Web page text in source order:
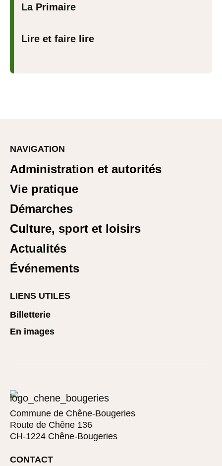
La Primaire
Lire et faire lire
NAVIGATION
Administration et autorités
Vie pratique
Démarches
Culture, sport et loisirs
Actualités
Événements
LIENS UTILES
Billetterie
En images
Commune de Chêne-Bougeries
Route de Chêne 136
CH-1224 Chêne-Bougeries
CONTACT